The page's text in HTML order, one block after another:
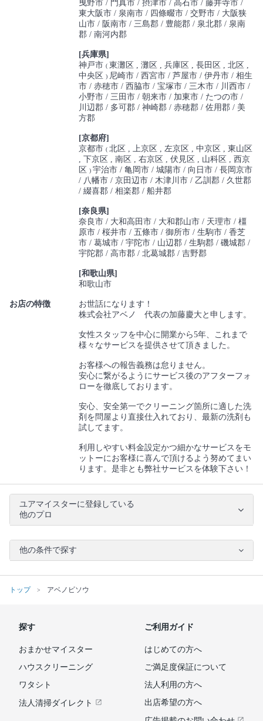
曳野市
門真市 摂津市 高石市 藤井寺市
東大阪市 泉南市 四條畷市 交野市 大阪狭
山市
阪南市 三島郡 豊能郡 泉北郡 泉南
郡 南河内郡
[兵庫県]
神戸市( 東灘区 灘区 兵庫区 長田区
北区
中央区) 尼崎市 西宮市 芦屋市 伊丹市 相生
市 赤穂市 西脇市 宝塚市 三木市
川西市
小野市 三田市 朝来市 加東市 たつの市
川辺郡 多可郡 神崎郡 赤穂郡 佐用郡 美
方郡
[京都府]
京都市(北区 上京区 左京区 中京区
東山区
下京区
南区 右京区 伏見区 山科区
西京
区)宇治市 亀岡市 城陽市 向日市 長岡京市
八幡市 京田辺市 木津川市 乙訓郡 久世郡
綴喜郡 相楽郡 船井郡
[奈良県]
奈良市 大和高田市 大和郡山市 天理市 橿
原市 桜井市 五條市 御所市 生駒市 香芝
市 葛城市 宇陀市 山辺郡 生駒郡 磯城郡
宇陀郡 高市郡 北葛城郡 吉野郡
[和歌山県]
和歌山市
お店の特徴
お世話になります！
株式会社アベノ 代表の加藤慶大と申します。
女性スタッフを中心に開業から5年、これまで
様々なサービスを提供させて頂きました。
お客様への報告義務は怠りません。
安心に繋がるようにサービス後のアフターフォ
ローを徹底しております。
安心、安全第一でクリーニング箇所に適した洗
剤を問屋より直接仕入れており、最新の洗剤も
試してます。
利用しやすい料金設定かつ細かなサービスをモ
ットーにお客様に喜んで頂けるよう努めてまい
ります。是非とも弊社サービスを体験下さい！
ユアマイスターに登録している
他のプロ
他の条件で探す
トップ アベノビソウ
探す
おまかせマイスター
ハウスクリーニング
ワタシト
法人清掃ダイレクト
ご利用ガイド
はじめての方へ
ご満足度保証について
法人利用の方へ
出店希望の方へ